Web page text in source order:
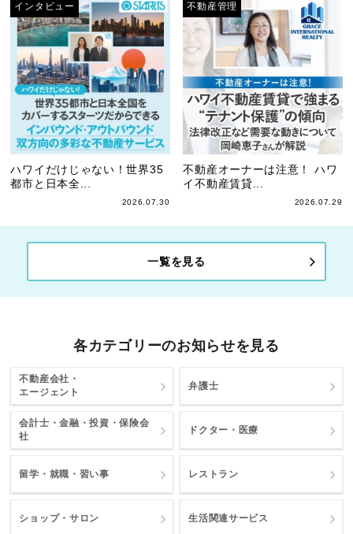
インタビュー
ハワイだけじゃない！世界35
都市と日本全...
2026.07.30
不動産管理
不動産オーナーは注意！ ハワ
イ不動産賃貸...
2026.07.29
一覧を見る
各カテゴリーのお知らせを見る
不動産会社・
エージェント
弁護士
会計士・金融・投資・保険会
社
ドクター・医療
留学・就職・習い事 レストラン
ショップ・サロン 生活関連サービス